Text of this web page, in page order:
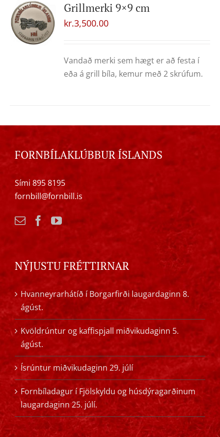
Grillmerki 9×9 cm
kr.3,500.00
Vandað merki sem hægt er að festa í
eða á grill bíla, kemur með 2 skrúfum.
FORNBÍLAKLÚBBUR ÍSLANDS
Sími 895 8195
fornbill@fornbill.is
NÝJUSTU FRÉTTIRNAR
Hvanneyrarhátíð í Borgarfirði laugardaginn 8.
ágúst.
Kvöldrúntur og kaffispjall miðvikudaginn 5.
ágúst.
Ísrúntur miðvikudaginn 29. júlí
Fornbíladagur í Fjölskyldu og húsdýragarðinum
laugardaginn 25. júlí.